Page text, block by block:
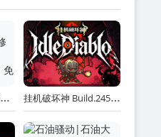
东方夜雀食堂 v4.4.0d 全DLC 送修改器（Touhou Mystia’s Izakaya）免安装中文版 挂机破坏神 Build.24521147（IdleDiablo）免安装中文版